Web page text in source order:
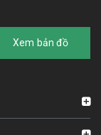
Xem bản đồ